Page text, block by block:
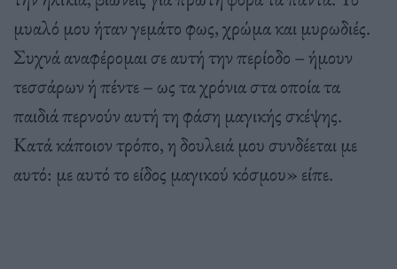
μυαλό μου ήταν γεμάτο φως, χρώμα και μυρωδιές.
Συχνά αναφέρομαι σε αυτή την περίοδο – ήμουν
τεσσάρων ή πέντε – ως τα χρόνια στα οποία τα
παιδιά περνούν αυτή τη φάση μαγικής σκέψης.
Κατά κάποιον τρόπο, η δουλειά μου συνδέεται με
αυτό: με αυτό το είδος μαγικού κόσμου» είπε.